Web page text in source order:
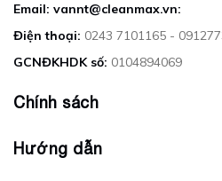
Email: vannt@cleanmax.vn:
Điện thoại: 0243 7101165 -
GCNĐKHDK số: 0104894069
Chính sách
Hướng dẫn